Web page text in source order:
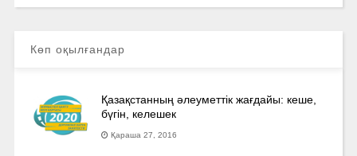
Көп оқылғандар
Қазақстанның әлеуметтік жағдайы: кеше,
бүгін, келешек
Қараша 27, 2016